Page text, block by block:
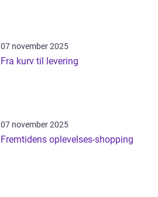
07 november 2025
Fra kurv til levering
07 november 2025
Fremtidens oplevelses-shopping